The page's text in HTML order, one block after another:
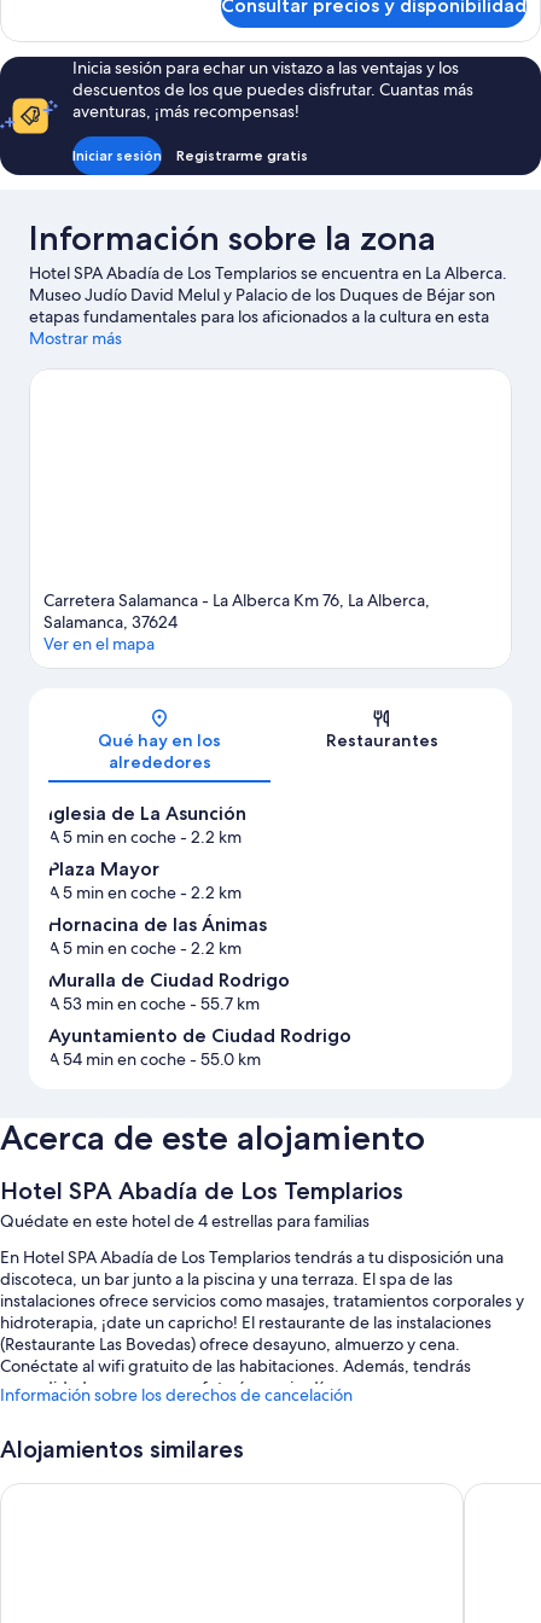
Consultar precios y disponibilidad
Inicia sesión para echar un vistazo a las ventajas y los
descuentos de los que puedes disfrutar. Cuantas más
aventuras, ¡más recompensas!
Iniciar sesión Registrarme gratis
Información sobre la zona
Hotel SPA Abadía de Los Templarios se encuentra en La Alberca.
Museo Judío David Melul y Palacio de los Duques de Béjar son
etapas fundamentales para los aficionados a la cultura en esta
región, donde también puedes acercarte a Bodegas y Viñedos
vacaciones activas.
Mostrar más
Carretera Salamanca - La Alberca Km 76, La Alberca,
Salamanca, 37624
Ver en el mapa
Qué hay en los
alrededores
Restaurantes
Iglesia de La Asunción
A 5 min en coche- 2.2 km
Plaza Mayor
A 5 min en coche- 2.2 km
Hornacina de las Ánimas
A 5 min en coche- 2.2 km
Muralla de Ciudad Rodrigo
A 53 min en coche- 55.7 km
Ayuntamiento de Ciudad Rodrigo
A 54 min en coche- 55.0 km
Acerca de este alojamiento
Hotel SPA Abadía de Los Templarios
Quédate en este hotel de 4 estrellas para familias
En Hotel SPA Abadía de Los Templarios tendrás a tu disposición una
discoteca, un bar junto a la piscina y una terraza. El spa de las
instalaciones ofrece servicios como masajes, tratamientos corporales y
hidroterapia, ¡date un capricho! El restaurante de las instalaciones
(Restaurante Las Bovedas) ofrece desayuno, almuerzo y cena.
Conéctate al wifi gratuito de las habitaciones. Además, tendrás
comodidades como una cafetería y un jardín.
Una piscina al aire libre de temporada y una piscina cubierta
Desayuno bufé (de pago), bicicletas de alquiler y una pista de tenis
Información sobre los derechos de cancelación
Alojamientos similares
Hotel Doña Teresa